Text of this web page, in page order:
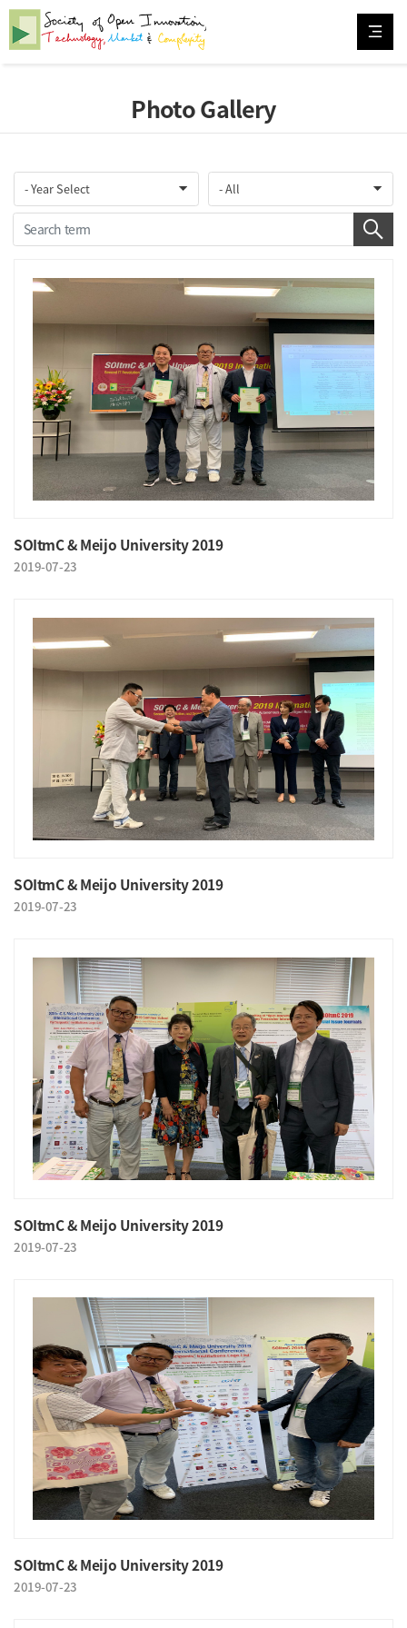
Photo Gallery
SOItmC & Meijo University 2019
2019-07-23
SOItmC & Meijo University 2019
2019-07-23
SOItmC & Meijo University 2019
2019-07-23
SOItmC & Meijo University 2019
2019-07-23